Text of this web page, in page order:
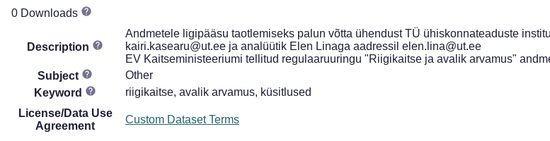
0 Downloads
Description
Andmetele ligipääsu taotlemiseks palun võtta ühendust TÜ ühiskonnateaduste
kairi.kasearu@ut.ee ja analüütik Elen Linaga aadressil elen.lina@ut.ee
EV Kaitseministeeriumi tellitud regulaaruuringu "Riigikaitse ja avalik arvamus"
Subject
Other
Keyword
riigikaitse, avalik arvamus, küsitlused
License/Data Use
Agreement
Custom Dataset Terms